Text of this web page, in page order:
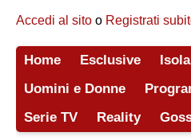
Accedi al sito o Registrati
Home Esclusive
Uomini e Donne
Serie TV
Reality